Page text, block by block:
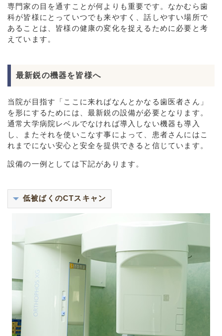
専門家の目を通すことが何よりも重要です。なかむら歯
科が皆様にとっていつでも来やすく、話しやすい場所で
あることは、皆様の健康の変化を捉えるために必要と考
えています。
最新鋭の機器を皆様へ
当院が目指す「ここに来ればなんとかなる歯医者さん」
を形にするためには、最新鋭の設備が必要となります。
通常大学病院レベルでなければ導入しない機器も導入
し、またそれを使いこなす事によって、患者さんにはこ
れまでにない安心と安全を提供できると信じています。
設備の一例としては下記があります。
低被ばくのCTスキャン